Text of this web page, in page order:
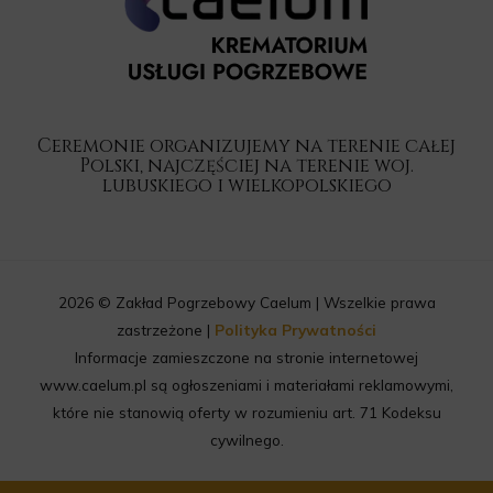
Ceremonie organizujemy na terenie całej
Polski, najczęściej na terenie woj.
lubuskiego i wielkopolskiego
2026 © Zakład Pogrzebowy Caelum | Wszelkie prawa
zastrzeżone | Polityka Prywatności
Informacje zamieszczone na stronie internetowej
www.caelum.pl są ogłoszeniami i materiałami reklamowymi,
które nie stanowią oferty w rozumieniu art. 71 Kodeksu
cywilnego.